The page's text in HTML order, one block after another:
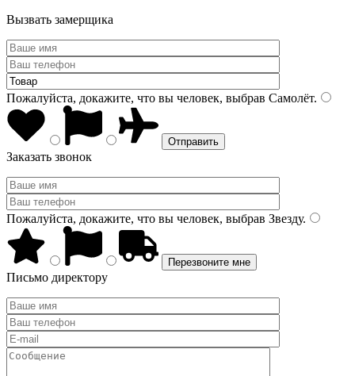
Вызвать замерщика
Пожалуйста, докажите, что вы человек, выбрав Самолёт.
Заказать звонок
Пожалуйста, докажите, что вы человек, выбрав Звезду.
Письмо директору